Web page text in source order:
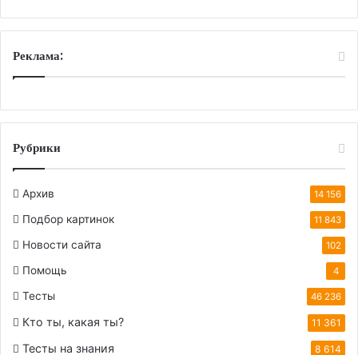
Реклама:
Рубрики
Архив 14 156
Подбор картинок 11 843
Новости сайта 102
Помощь 4
Тесты 46 236
Кто ты, какая ты? 11 361
Тесты на знания 8 614